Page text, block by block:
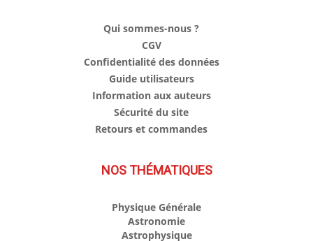
Qui sommes-nous ?
CGV
Confidentialité des données
Guide utilisateurs
Information aux auteurs
Sécurité du site
Retours et commandes
NOS THÉMATIQUES
Physique Générale
Astronomie
Astrophysique